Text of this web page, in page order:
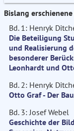
Bislang
Bd. 1: Henryk
Die Beteiligung
und Realisierung
besonderer
Leonhardt und
Bd. 2: Henryk
Otto Graf - Der
Bd. 3: Josef Webel
Geschichte der